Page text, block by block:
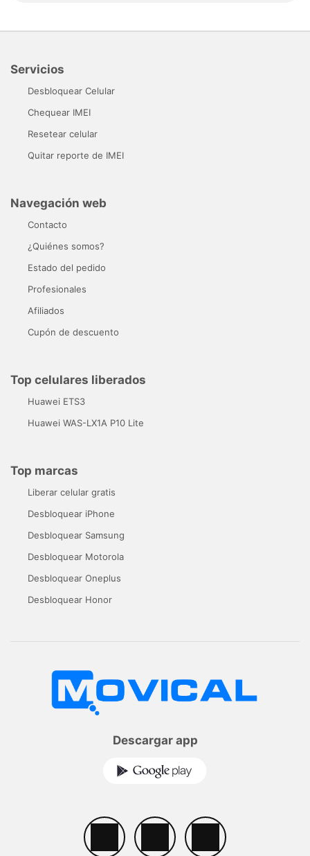
Servicios
Desbloquear Celular
Chequear IMEI
Resetear celular
Quitar reporte de IMEI
Navegación web
Contacto
¿Quiénes somos?
Estado del pedido
Profesionales
Afiliados
Cupón de descuento
Top celulares liberados
Huawei ETS3
Huawei WAS-LX1A P10 Lite
Top marcas
Liberar celular gratis
Desbloquear iPhone
Desbloquear Samsung
Desbloquear Motorola
Desbloquear Oneplus
Desbloquear Honor
Descargar app